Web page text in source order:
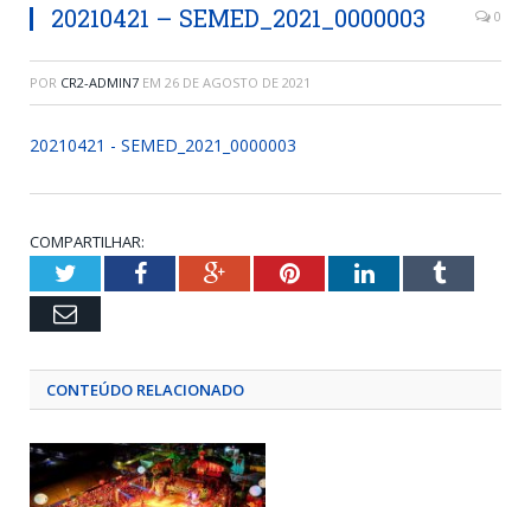
20210421 – SEMED_2021_0000003 0
POR CR2-ADMIN7 EM 26 DE AGOSTO DE 2021
20210421 - SEMED_2021_0000003
COMPARTILHAR:
TwitterFacebookGoogle+PinterestLinkedInTumblr
Email
CONTEÚDO RELACIONADO